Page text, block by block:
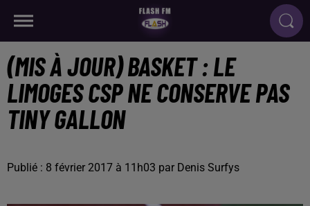
(MIS À JOUR) BASKET : LE
LIMOGES CSP NE CONSERVE PAS
TINY GALLON
Publié : 8 février 2017 à 11h03 par Denis Surfys